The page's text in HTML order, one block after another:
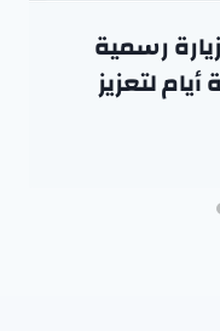
رسمية
لتعزيز